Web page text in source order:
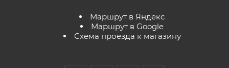
Маршрут в Яндекс
Маршрут в Google
Схема проезда к магазину